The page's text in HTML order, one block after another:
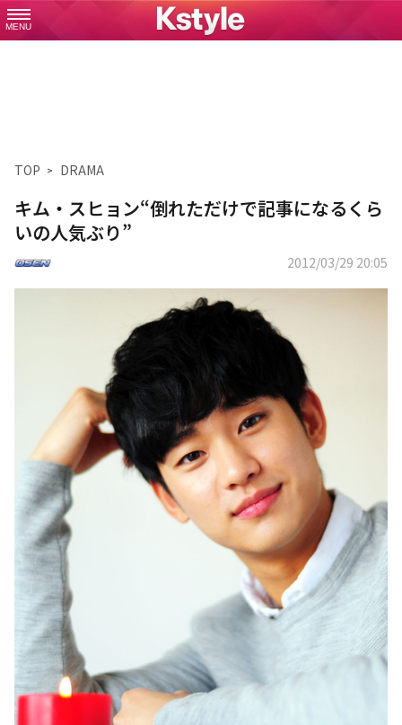
MENU
TOP DRAMA
キム・スヒョン“倒れただけで記事になるくら
いの人気ぶり”
2012/03/29 20:05